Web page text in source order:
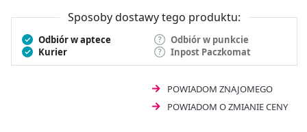
Sposoby dostawy tego produktu:
Odbiór w aptece
Odbiór w punkcie
Kurier
Inpost Paczkomat
POWIADOM ZNAJOMEGO
POWIADOM O ZMIANIE CENY